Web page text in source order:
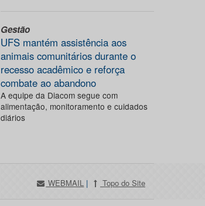
Gestão
UFS mantém assistência aos
animais comunitários durante o
recesso acadêmico e reforça
combate ao abandono
A equipe da Diacom segue com
alimentação, monitoramento e cuidados
diários
WEBMAIL | Topo do Site